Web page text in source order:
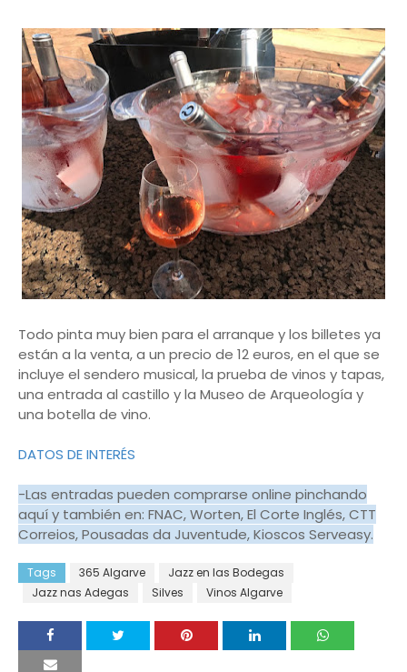
Todo pinta muy bien para el arranque y los billetes ya
están a la venta, a un precio de 12 euros, en el que se
incluye el sendero musical, la prueba de vinos y tapas,
una entrada al castillo y la Museo de Arqueología y
una botella de vino.
DATOS DE INTERÉS
-Las entradas pueden comprarse online pinchando
aquí y también en: FNAC, Worten, El Corte Inglés, CTT
Correios, Pousadas da Juventude, Kioscos Serveasy.
Tags 365 Algarve
Jazz en las Bodegas
Jazz nas Adegas
Silves Vinos Algarve